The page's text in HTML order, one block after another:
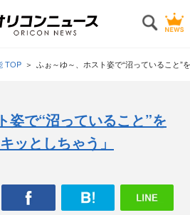
TOP ふぉ～ゆ～、ホスト姿で“沼っていること”
姿で“沼っていること”を
ッとしちゃう」